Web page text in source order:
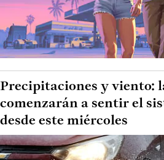
Precipitaciones y viento:
comenzarán a sentir el
desde este miércoles